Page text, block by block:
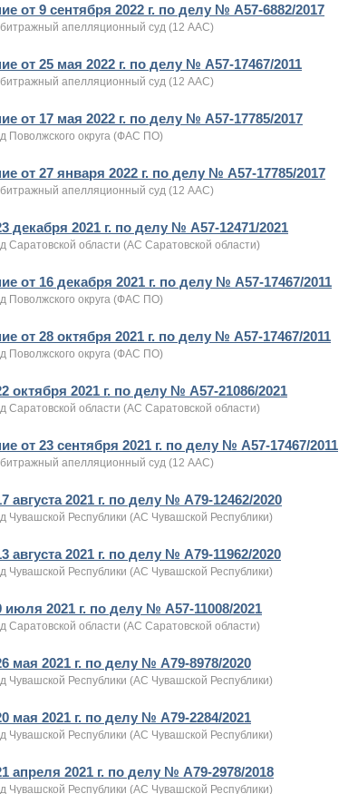
от 9 сентября 2022 г. по делу № А57-6882/2017
апелляционный суд (12 ААС)
от 25 мая 2022 г. по делу № А57-17467/2011
апелляционный суд (12 ААС)
от 17 мая 2022 г. по делу № А57-17785/2017
Поволжского округа (ФАС ПО)
от 27 января 2022 г. по делу № А57-17785/2017
апелляционный суд (12 ААС)
декабря 2021 г. по делу № А57-12471/2021
Саратовской области (АС Саратовской области)
от 16 декабря 2021 г. по делу № А57-17467/2011
Поволжского округа (ФАС ПО)
от 28 октября 2021 г. по делу № А57-17467/2011
Поволжского округа (ФАС ПО)
октября 2021 г. по делу № А57-21086/2021
Саратовской области (АС Саратовской области)
от 23 сентября 2021 г. по делу № А57-17467/2011
апелляционный суд (12 ААС)
августа 2021 г. по делу № А79-12462/2020
Чувашской Республики (АС Чувашской Республики)
августа 2021 г. по делу № А79-11962/2020
Чувашской Республики (АС Чувашской Республики)
июля 2021 г. по делу № А57-11008/2021
Саратовской области (АС Саратовской области)
мая 2021 г. по делу № А79-8978/2020
Чувашской Республики (АС Чувашской Республики)
мая 2021 г. по делу № А79-2284/2021
Чувашской Республики (АС Чувашской Республики)
апреля 2021 г. по делу № А79-2978/2018
Чувашской Республики (АС Чувашской Республики)